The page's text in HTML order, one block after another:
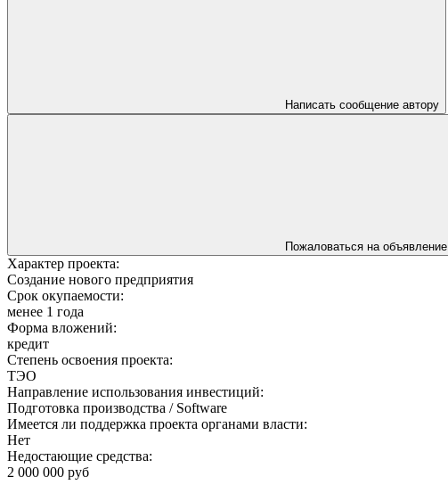
Написать сообщение автору
Пожаловаться на объявление
Характер проекта:
Создание нового предприятия
Срок окупаемости:
менее 1 года
Форма вложений:
кредит
Степень освоения проекта:
ТЭО
Направление использования инвестиций:
Подготовка производства / Software
Имеется ли поддержка проекта органами власти:
Нет
Недостающие средства:
2 000 000 руб